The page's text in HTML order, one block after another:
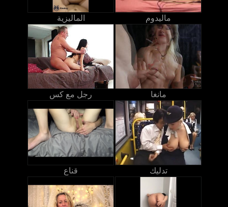
الماليزية ماليدوم
رجل مع كس مانغا
قناع تدليك